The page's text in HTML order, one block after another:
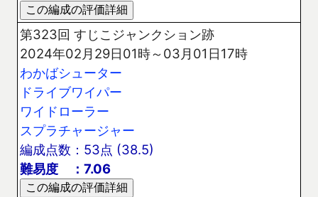
第323回 すじこジャンクション跡
2024年02月29日01時～03月01日17時
わかばシューター
ドライブワイパー
ワイドローラー
スプラチャージャー
編成点数：53点 (38.5)
難易度 ：7.06